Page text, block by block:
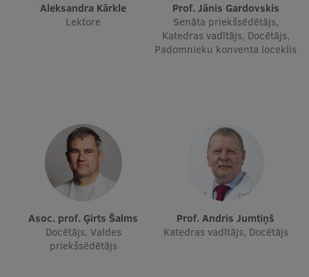
Projekti
Studiju un vides pieejamība
Dati par 2025. gadu
Suvenīri un grāmatas
Mūžizglītība
Aleksandra Kārkle
Lektore
Prof. Jānis Gardovskis
Senāta priekšsēdētājs,
Katedras vadītājs, Docētājs,
Padomnieku konventa loceklis
Asoc. prof. Ģirts Šalms
Docētājs, Valdes
priekšsēdētājs
Prof. Andris Jumtiņš
Katedras vadītājs, Docētājs